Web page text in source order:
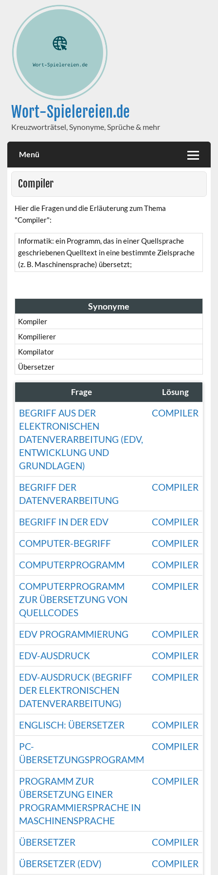
Wort-Spielereien.de
Kreuzworträtsel, Synonyme, Sprüche & mehr
Menü
Compiler
Hier die Fragen und die Erläuterung zum Thema
"Compiler":
Informatik: ein Programm, das in einer Quellsprache
geschriebenen Quelltext in eine bestimmte Zielsprache
(z. B. Maschinensprache) übersetzt;
Synonyme
Kompiler
Kompilierer
Kompilator
Übersetzer
Frage Lösung
BEGRIFF AUS DER
ELEKTRONISCHEN
DATENVERARBEITUNG (EDV,
ENTWICKLUNG UND
GRUNDLAGEN)
COMPILER
BEGRIFF DER
DATENVERARBEITUNG
COMPILER
BEGRIFF IN DER EDV
COMPILER
COMPUTER-BEGRIFF
COMPILER
COMPUTERPROGRAMM
COMPILER
COMPUTERPROGRAMM
ZUR ÜBERSETZUNG VON
QUELLCODES
COMPILER
EDV PROGRAMMIERUNG
COMPILER
EDV-AUSDRUCK
COMPILER
EDV-AUSDRUCK (BEGRIFF
DER ELEKTRONISCHEN
DATENVERARBEITUNG)
COMPILER
ENGLISCH: ÜBERSETZER
COMPILER
PC-
ÜBERSETZUNGSPROGRAMM
COMPILER
PROGRAMM ZUR
ÜBERSETZUNG EINER
PROGRAMMIERSPRACHE IN
MASCHINENSPRACHE
COMPILER
ÜBERSETZER
COMPILER
ÜBERSETZER (EDV)
COMPILER